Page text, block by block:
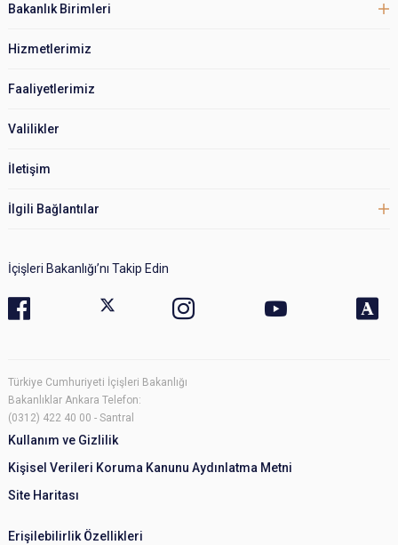
Bakanlık Birimleri
Hizmetlerimiz
Faaliyetlerimiz
Valilikler
İletişim
İlgili Bağlantılar
İçişleri Bakanlığı’nı Takip Edin
Türkiye Cumhuriyeti İçişleri Bakanlığı
Bakanlıklar Ankara Telefon:
(0312) 422 40 00 - Santral
Kullanım ve Gizlilik
Kişisel Verileri Koruma Kanunu Aydınlatma Metni
Site Haritası
Erişilebilirlik Özellikleri